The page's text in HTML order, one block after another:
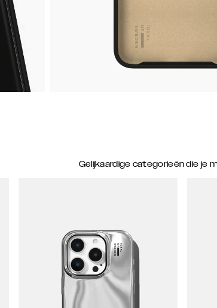
Gelijkaardige categorieën die je